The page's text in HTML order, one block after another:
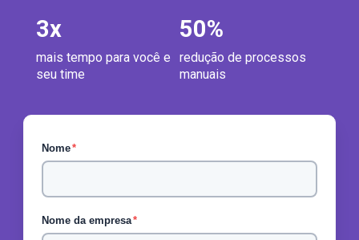
3x
mais tempo para você e
seu time
50%
redução de processos
manuais
Nome*
Nome da empresa*